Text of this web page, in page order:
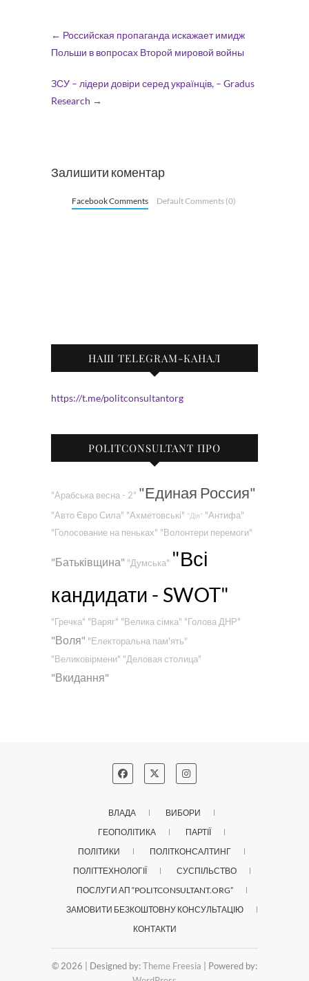
← Российская пропаганда искажает имидж
Польши в вопросах Второй мировой войны
ЗСУ – лідери довіри серед українців, – Gradus
Research →
Залишити коментар
Facebook Comments Default Comments (0)
НАШ TELEGRAM-КАНАЛ
https://t.me/politconsultantorg
POLITCONSULTANT ПРО
"Арабська весна - 2" "Единая Россия"
"Авто Євро Сила" "Ахметовські" "Дія" "Антифа"
"Голосование на пеньках" "Волонтери перемоги"
"Батьківщина" "Думська" "Всі
кандидати - SWOT"
"Гречка" "Варяг" "Велика сімка" "Голова ДНР"
"Воля" "Електоральна пам'ять"
"Великовірмени" "Деловая столица"
"Вкидання"
ВЛАДА
ВИБОРИ
ГЕОПОЛІТИКА
ПАРТІЇ
ПОЛІТИКИ
ПОЛІТКОНСАЛТИНГ
ПОЛІТТЕХНОЛОГІЇ
СУСПІЛЬСТВО
ПОСЛУГИ АП “POLITCONSULTANT.ORG”
ЗАМОВИТИ БЕЗКОШТОВНУ КОНСУЛЬТАЦІЮ
КОНТАКТИ
© 2026 | Designed by:Theme Freesia | Powered by: